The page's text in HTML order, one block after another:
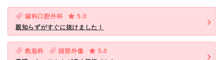
歯科口腔外科
5.0
親知らずがすぐに抜けました！
救急科 頭部外傷
5.0